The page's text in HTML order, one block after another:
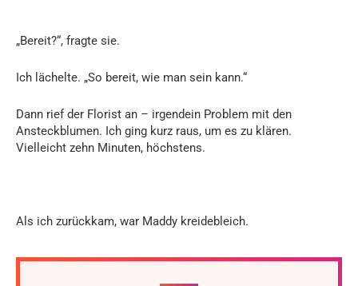
„Bereit?“, fragte sie.
Ich lächelte. „So bereit, wie man sein kann.“
Dann rief der Florist an – irgendein Problem mit den
Ansteckblumen. Ich ging kurz raus, um es zu klären.
Vielleicht zehn Minuten, höchstens.
Als ich zurückkam, war Maddy kreidebleich.